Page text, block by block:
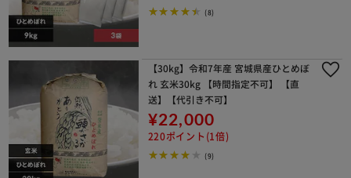
(8)
【30kg】令和7年産 宮城県産ひとめぼ
れ 玄米30kg 【時間指定不可】 【直
送】【代引き不可】
¥22,000
220ポイント(1倍)
(9)